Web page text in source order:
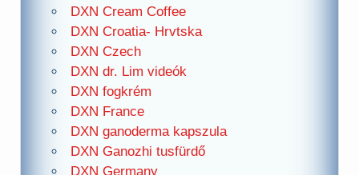
DXN Cream Coffee
DXN Croatia- Hrvtska
DXN Czech
DXN dr. Lim videók
DXN fogkrém
DXN France
DXN ganoderma kapszula
DXN Ganozhi tusfürdő
DXN Germany